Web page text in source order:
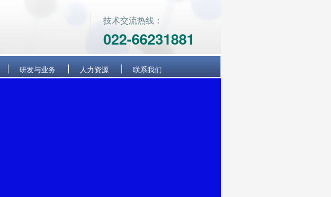
技术交流热线：
022-66231881
研发与业务 人力资源 联系我们